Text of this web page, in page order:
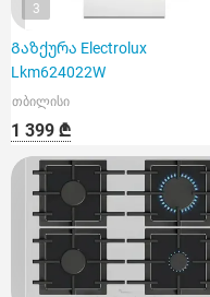
3
Გაზქურა Electrolux
Lkm624022W
თბილისი
1 399 ₾